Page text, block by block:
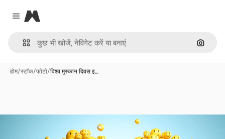
Close menu
Magnific
इमेज से
होम/स्टॉक/फोटो/विश्व मुस्कान दिवस इ…